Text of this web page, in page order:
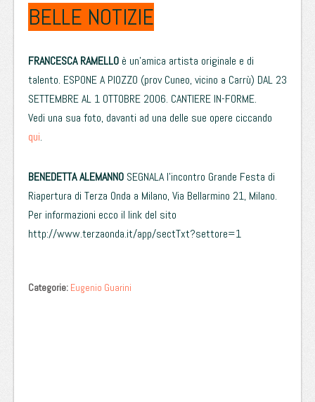
BELLE NOTIZIE
FRANCESCA RAMELLO è un’amica artista originale e di
talento. ESPONE A PIOZZO (prov Cuneo, vicino a Carrù) DAL 23
SETTEMBRE AL 1 OTTOBRE 2006. CANTIERE IN-FORME.
Vedi una sua foto, davanti ad una delle sue opere ciccando
qui.
BENEDETTA ALEMANNO SEGNALA l’incontro Grande Festa di
Riapertura di Terza Onda a Milano, Via Bellarmino 21, Milano.
Per informazioni ecco il link del sito
http://www.terzaonda.it/app/sectTxt?settore=1
Categorie: Eugenio Guarini